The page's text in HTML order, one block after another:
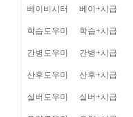
베이비시터 베이+시급
학습도우미 학습+시급
간병도우미 간병+시급
산후도우미 산후+시급
실버도우미 실버+시급